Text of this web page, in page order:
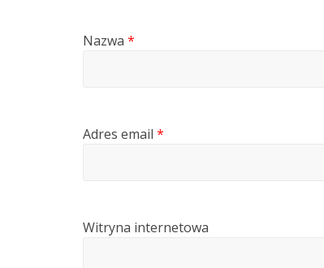
Nazwa *
Adres email *
Witryna internetowa